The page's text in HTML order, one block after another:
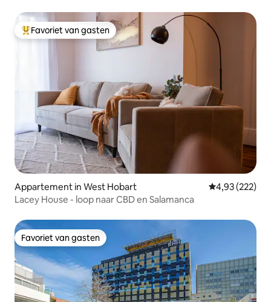
Topfavoriet van gasten
Favoriet van gasten
Appartement in West Hobart Gemiddelde
4,93 (222)
Lacey House - loop naar CBD en Salamanca
Favoriet van gasten
Favoriet van gasten